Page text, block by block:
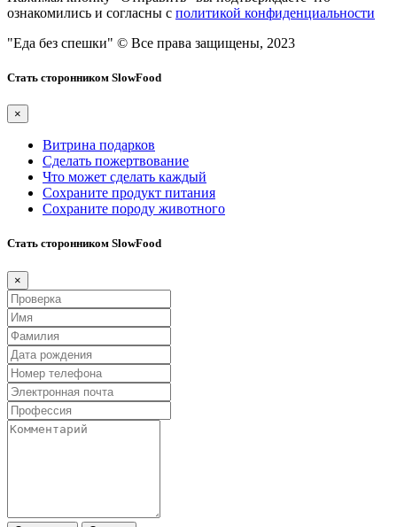
ознакомились и согласны с политикой конфиденциальности
"Еда без спешки" © Все права защищены, 2023
Стать сторонником SlowFood
×
Витрина подарков
Сделать пожертвование
Что может сделать каждый
Сохраните продукт питания
Сохраните породу животного
Стать сторонником SlowFood
×